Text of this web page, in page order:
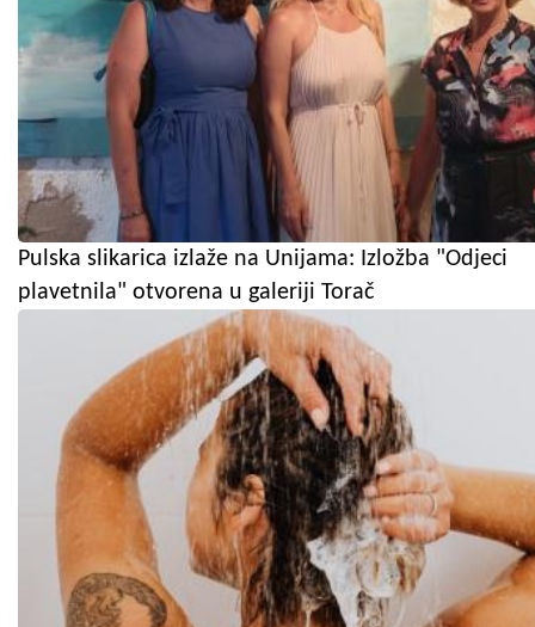
Pulska slikarica izlaže na Unijama: Izložba "Odjeci
plavetnila" otvorena u galeriji Torač